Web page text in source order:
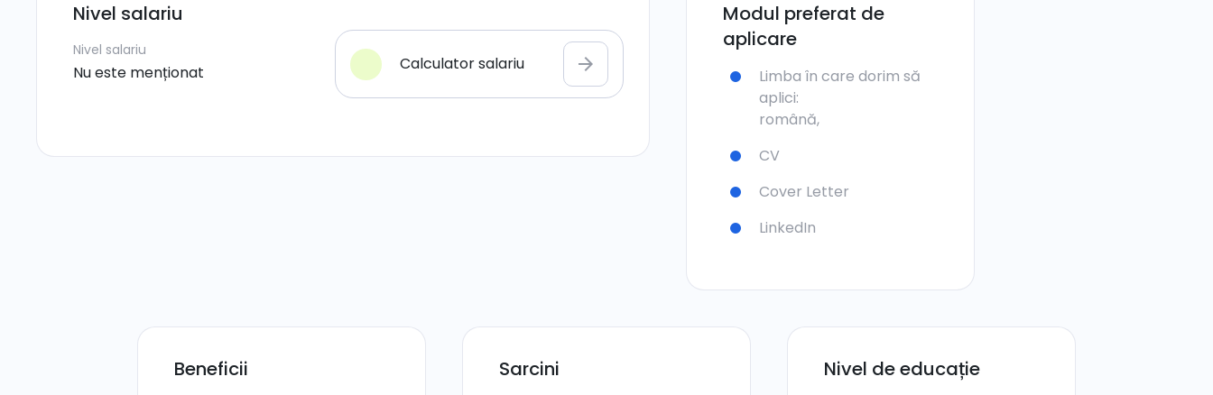
Nivel salariu
Nivel salariu
Nu este menționat Calculator salariu arrow_forward
Modul preferat de
aplicare
Limba în care dorim să
aplici:
română,
CV
Cover Letter
LinkedIn
Beneficii Sarcini Nivel de educație